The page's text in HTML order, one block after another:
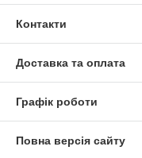
Контакти
Доставка та оплата
Графік роботи
Повна версія сайту